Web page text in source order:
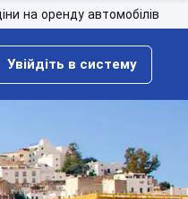
на оренду автомобілів
Увійдіть в систему